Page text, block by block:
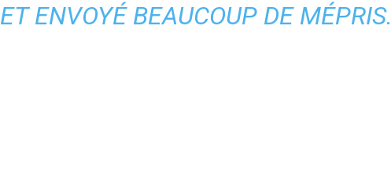
ET ENVOYÉ BEAUCOUP DE MÉPRIS.